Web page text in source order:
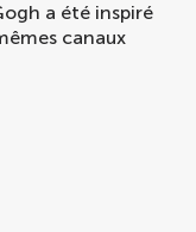
a été inspiré
canaux